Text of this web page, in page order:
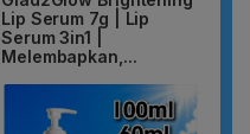
Lip Serum 7g | Lip
Serum 3in1 |
Melembapkan,...